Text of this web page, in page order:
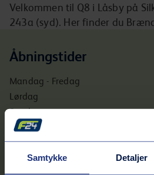
Samtykke Detaljer
Velkommen til Q8 i Låsby på
243a (syd). Her finder du
Åbningstider
Mandag - Fredag
Lørdag
Søndag
Disse åbningstider gælder muligvis
stationen.
Kontaktinformation